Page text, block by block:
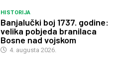
HISTORIJA
Banjalučki boj 1737. godine:
velika pobjeda branilaca
Bosne nad vojskom
4. augusta 2026.